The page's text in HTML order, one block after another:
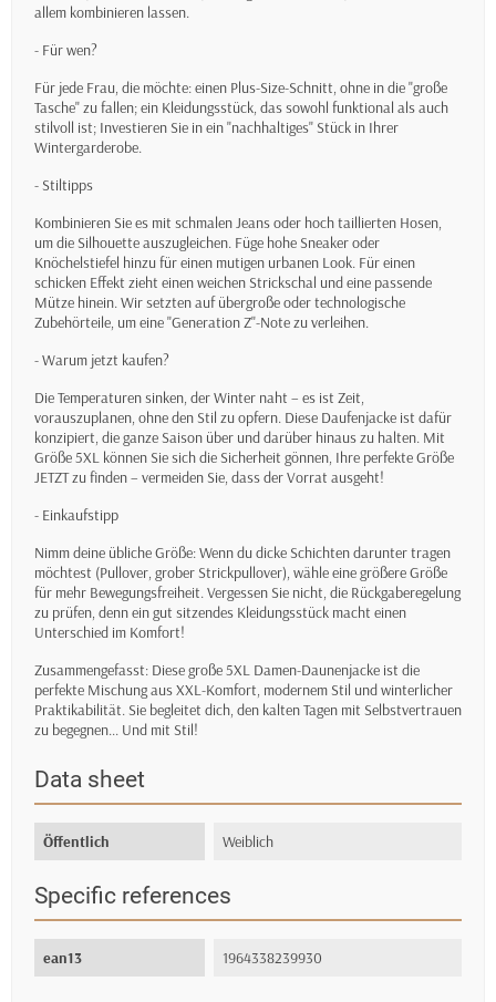
allem kombinieren lassen.
- Für wen?
Für jede Frau, die möchte: einen Plus-Size-Schnitt, ohne in die "große
Tasche" zu fallen; ein Kleidungsstück, das sowohl funktional als auch
stilvoll ist; Investieren Sie in ein "nachhaltiges" Stück in Ihrer
Wintergarderobe.
- Stiltipps
Kombinieren Sie es mit schmalen Jeans oder hoch taillierten Hosen,
um die Silhouette auszugleichen. Füge hohe Sneaker oder
Knöchelstiefel hinzu für einen mutigen urbanen Look. Für einen
schicken Effekt zieht einen weichen Strickschal und eine passende
Mütze hinein. Wir setzten auf übergroße oder technologische
Zubehörteile, um eine "Generation Z"-Note zu verleihen.
- Warum jetzt kaufen?
Die Temperaturen sinken, der Winter naht – es ist Zeit,
vorauszuplanen, ohne den Stil zu opfern. Diese Daufenjacke ist dafür
konzipiert, die ganze Saison über und darüber hinaus zu halten. Mit
Größe 5XL können Sie sich die Sicherheit gönnen, Ihre perfekte Größe
JETZT zu finden – vermeiden Sie, dass der Vorrat ausgeht!
- Einkaufstipp
Nimm deine übliche Größe: Wenn du dicke Schichten darunter tragen
möchtest (Pullover, grober Strickpullover), wähle eine größere Größe
für mehr Bewegungsfreiheit. Vergessen Sie nicht, die Rückgaberegelung
zu prüfen, denn ein gut sitzendes Kleidungsstück macht einen
Unterschied im Komfort!
Zusammengefasst: Diese große 5XL Damen-Daunenjacke ist die
perfekte Mischung aus XXL-Komfort, modernem Stil und winterlicher
Praktikabilität. Sie begleitet dich, den kalten Tagen mit Selbstvertrauen
zu begegnen... Und mit Stil!
Data sheet
Öffentlich Weiblich
Specific references
ean13 1964338239930